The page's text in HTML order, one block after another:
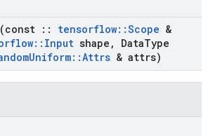
(const :: tensorflow::Scope &
:: Input shape , DataType
Uniform::Attrs & attrs)